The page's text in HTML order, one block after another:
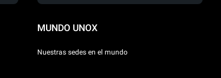
MUNDO UNOX
Nuestras sedes en el mundo